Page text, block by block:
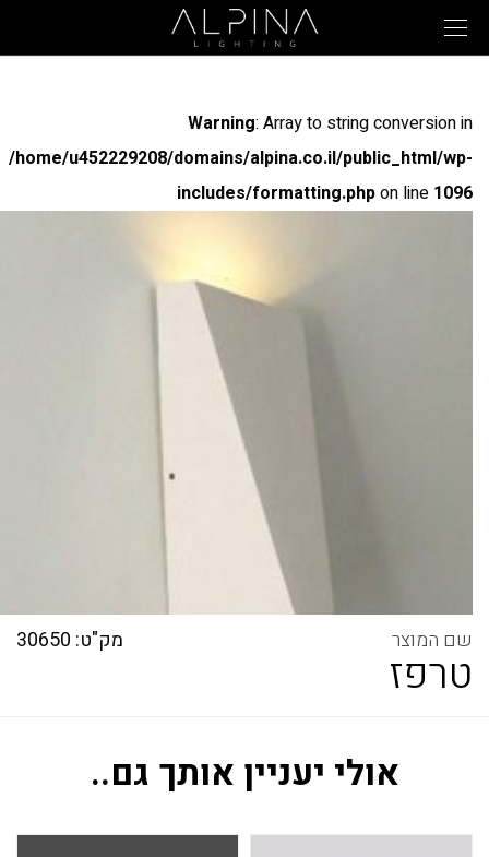
Warning: Array to string conversion in
/home/u452229208/domains/alpina.co.il/public_html/wp-
includes/formatting.phpon line 1096
/home/u452229208/domains/alpina.co.il/public_html/wp-
includes/formatting.php
טרפז
מק"ט: 30650
אולי יעניין אותך גם..